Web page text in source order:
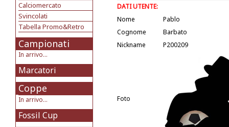
Calciomercato
Svincolati
Tabella Promo&Retro
Campionati
In arrivo...
Marcatori
Coppe
In arrivo...
Fossil Cup
DATI UTENTE:
Nome
Pablo
Cognome
Barbato
Nickname
P200209
Foto